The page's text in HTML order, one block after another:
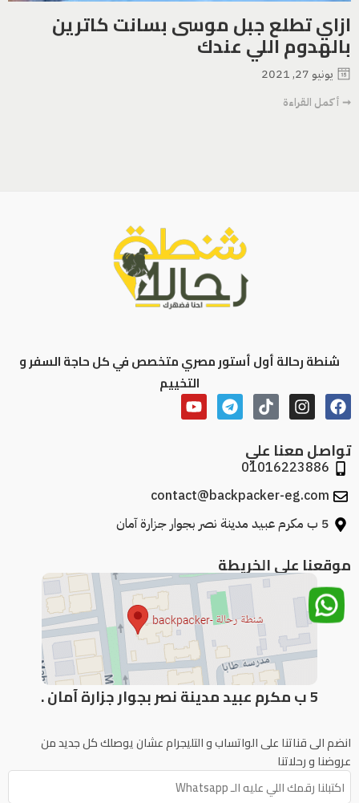
ازاي تطلع جبل موسى بسانت كاترين
بالهدوم اللي عندك
يونيو 27, 2021
➞ أكمل القراءة
شنطة رحالة أول أستور مصري متخصص في كل حاجة السفر و
التخييم
تواصل معنا علي
01016223886
contact@backpacker-eg.com
5 ب مكرم عبيد مدينة نصر بجوار جزارة آمان
موقعنا علي الخريطة
5 ب مكرم عبيد مدينة نصر بجوار جزارة آمان .
انضم الى قناتنا على الواتساب و التليجرام عشان يوصلك كل جديد من
عروضنا و رحلاتنا